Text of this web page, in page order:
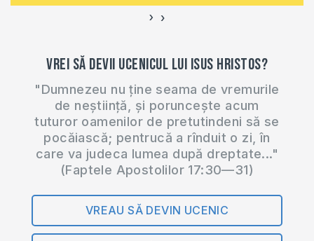
‹ ›
Vrei să devii ucenicul lui Isus Hristos?
"Dumnezeu nu ține seama de vremurile
de neștiință, și poruncește acum
tuturor oamenilor de pretutindeni să se
pocăiască; pentrucă a rînduit o zi, în
care va judeca lumea după dreptate..."
(Faptele Apostolilor 17:30—31)
VREAU SĂ DEVIN UCENIC